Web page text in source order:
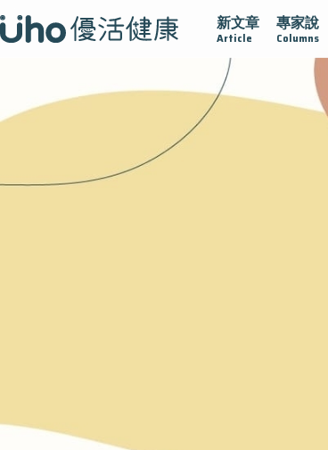
新文章
Article
專家說
Columns
黏 守護腺在 疫情保衛戰 再生醫學 愛